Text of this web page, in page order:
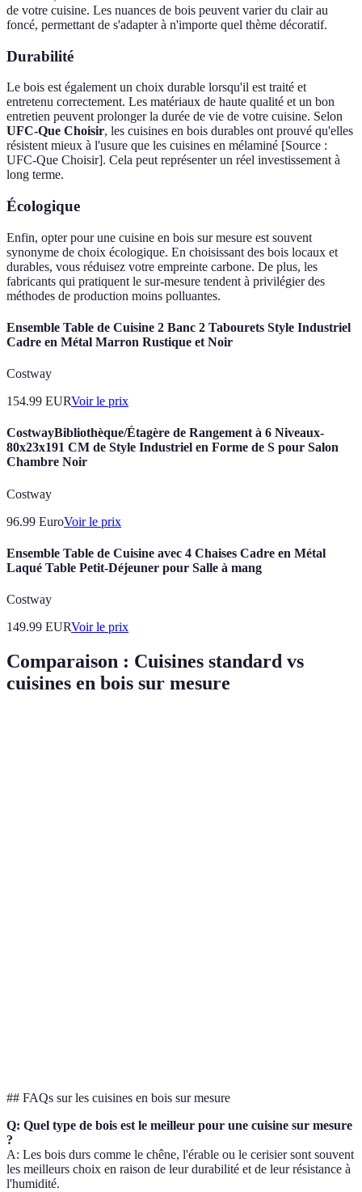
de votre cuisine. Les nuances de bois peuvent varier du clair au
foncé, permettant de s'adapter à n'importe quel thème décoratif.
Durabilité
Le bois est également un choix durable lorsqu'il est traité et
entretenu correctement. Les matériaux de haute qualité et un bon
entretien peuvent prolonger la durée de vie de votre cuisine. Selon
UFC-Que Choisir, les cuisines en bois durables ont prouvé qu'elles
résistent mieux à l'usure que les cuisines en mélaminé [Source :
UFC-Que Choisir]. Cela peut représenter un réel investissement à
long terme.
Écologique
Enfin, opter pour une cuisine en bois sur mesure est souvent
synonyme de choix écologique. En choisissant des bois locaux et
durables, vous réduisez votre empreinte carbone. De plus, les
fabricants qui pratiquent le sur-mesure tendent à privilégier des
méthodes de production moins polluantes.
Ensemble Table de Cuisine 2 Banc 2 Tabourets Style Industriel
Cadre en Métal Marron Rustique et Noir
Costway
154.99 EURVoir le prix
CostwayBibliothèque/Étagère de Rangement à 6 Niveaux-
80x23x191 CM de Style Industriel en Forme de S pour Salon
Chambre Noir
Costway
96.99 EuroVoir le prix
Ensemble Table de Cuisine avec 4 Chaises Cadre en Métal
Laqué Table Petit-Déjeuner pour Salle à mang
Costway
149.99 EURVoir le prix
Comparaison : Cuisines standard vs
cuisines en bois sur mesure
## FAQs sur les cuisines en bois sur mesure
Q: Quel type de bois est le meilleur pour une cuisine sur mesure
?
A: Les bois durs comme le chêne, l'érable ou le cerisier sont souvent
les meilleurs choix en raison de leur durabilité et de leur résistance à
l'humidité.